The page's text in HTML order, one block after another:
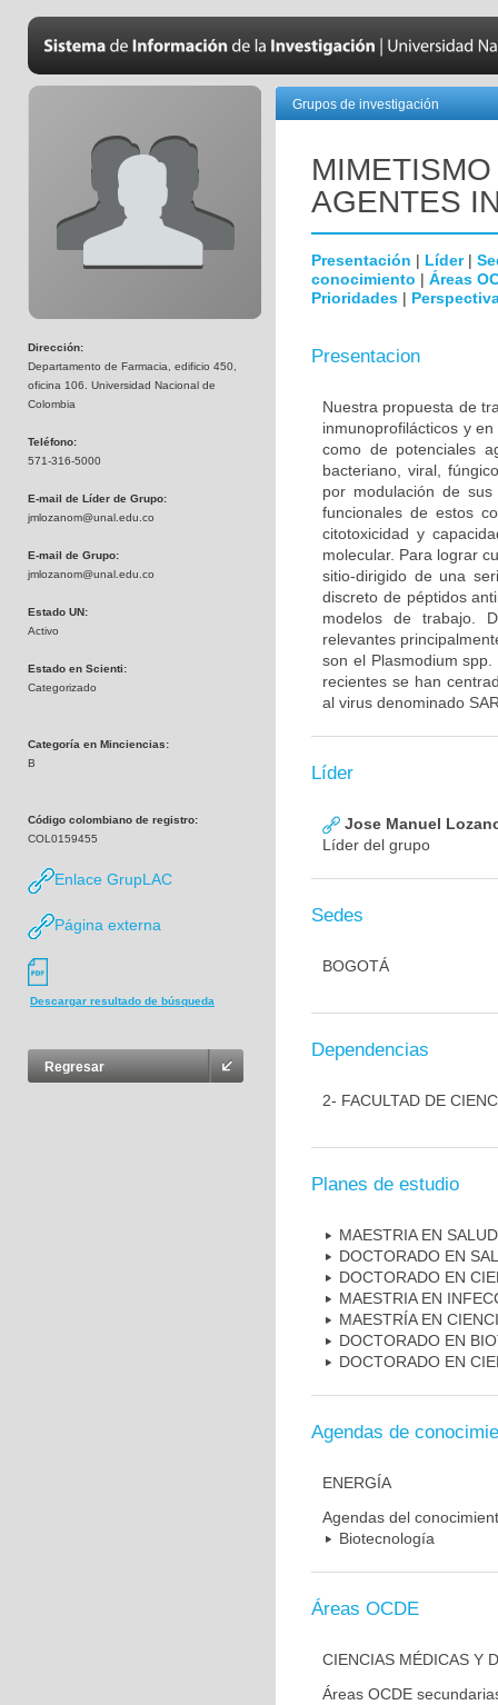
Dirección:
Departamento de Farmacia, edificio 450,
oficina 106. Universidad Nacional de
Colombia
Teléfono:
571-316-5000
E-mail de Líder de Grupo:
jmlozanom@unal.edu.co
E-mail de Grupo:
jmlozanom@unal.edu.co
Estado UN:
Activo
Estado en Scienti:
Categorizado
Categoría en Minciencias:
B
Código colombiano de registro:
COL0159455
Enlace GrupLAC
Página externa
Descargar resultado de búsqueda
Regresar
Grupos de investigación
AGENTES
Presentación | Líder|
conocimiento | Áreas
Prioridades |
Presentacion
Nuestra propuesta de
inmunoprofilácticos y
como de potenciales
bacteriano, viral,
por modulación de sus
funcionales de estos
citotoxicidad y
molecular. Para lograr
sitio-dirigido de una
discreto de péptidos
modelos de trabajo.
relevantes
son el Plasmodium
recientes se han
al virus denominado
Líder
Jose Manuel
Líder del grupo
Sedes
BOGOTÁ
Dependencias
2- FACULTAD DE
Planes de estudio
MAESTRIA EN
DOCTORADO EN
DOCTORADO EN
MAESTRIA EN
MAESTRÍA EN
DOCTORADO EN
DOCTORADO EN
Agendas de
ENERGÍA
Agendas del
Biotecnología
Áreas OCDE
CIENCIAS MÉDICAS Y
Áreas OCDE